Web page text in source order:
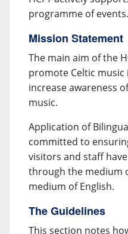
programme of events.
Mission Statement
The main aim of the
promote Celtic music
increase awareness
music.
Application of
committed to
visitors and staff
through the medium
medium of English.
The Guidelines
This section notes